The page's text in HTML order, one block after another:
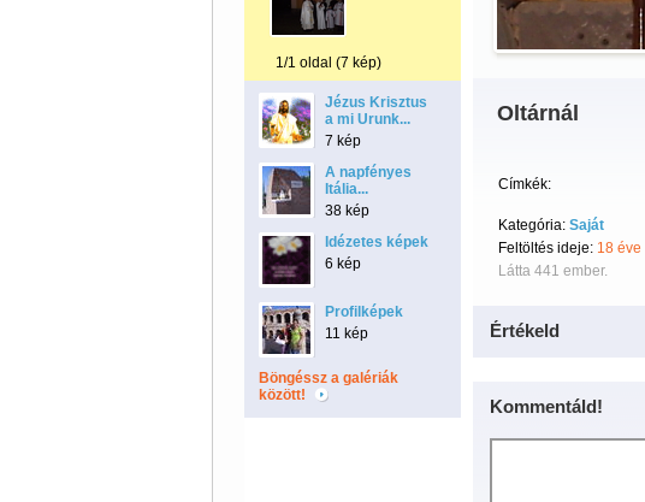
1/1 oldal (7 kép)
Jézus Krisztus
a mi Urunk...
7 kép
A napfényes
Itália...
38 kép
Idézetes képek
6 kép
Profilképek
11 kép
Böngéssz a galériák
között!
Oltárnál
Címkék:
Kategória: Saját
Feltöltés ideje: 18 éve
Látta 441 ember.
Értékeld
Kommentáld!